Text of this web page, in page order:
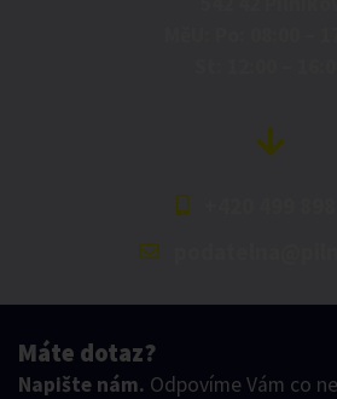
Máte dotaz?
Napište nám. Odpovíme Vám co